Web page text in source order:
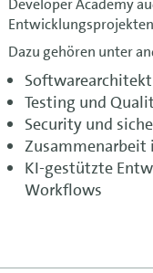
Dazu gehören unter
Testing und
Security und
Zusammenarbeit
KI-gestützte
Workflows